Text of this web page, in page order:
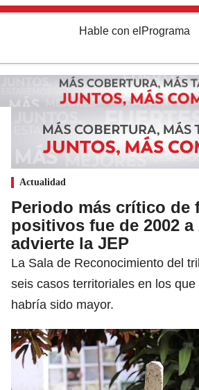
Hable con el Programa
Actualidad
Periodo más crítico de
positivos fue de 2002 a
advierte la JEP
La Sala de Reconocimiento del
seis casos territoriales en los
habría sido mayor.